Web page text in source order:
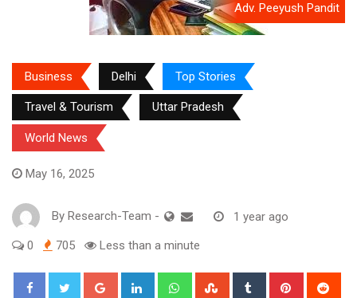
Adv. Peeyush Pandit
Business Delhi Top Stories
Travel & Tourism Uttar Pradesh
World News
May 16, 2025
By Research-Team - 1 year ago
0 705 Less than a minute
Google+ LinkedIn WhatsappStumbleUpon
Tumblr Pinterest